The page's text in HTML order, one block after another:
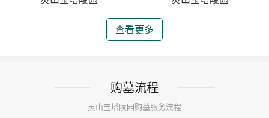
查看更多
购墓流程
灵山宝塔陵园购墓服务流程